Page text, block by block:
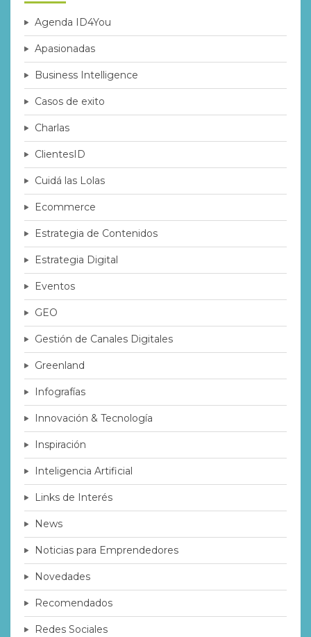
Agenda ID4You
Apasionadas
Business Intelligence
Casos de exito
Charlas
ClientesID
Cuidá las Lolas
Ecommerce
Estrategia de Contenidos
Estrategia Digital
Eventos
GEO
Gestión de Canales Digitales
Greenland
Infografías
Innovación & Tecnología
Inspiración
Inteligencia Artificial
Links de Interés
News
Noticias para Emprendedores
Novedades
Recomendados
Redes Sociales